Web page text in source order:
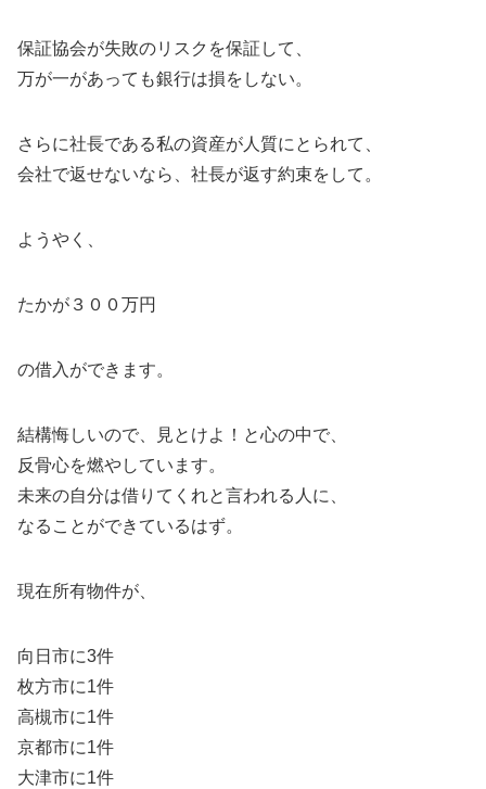
保証協会が失敗のリスクを保証して、
万が一があっても銀行は損をしない。
さらに社長である私の資産が人質にとられて、
会社で返せないなら、社長が返す約束をして。
ようやく、
たかが３００万円
の借入ができます。
結構悔しいので、見とけよ！と心の中で、
反骨心を燃やしています。
未来の自分は借りてくれと言われる人に、
なることができているはず。
現在所有物件が、
向日市に3件
枚方市に1件
高槻市に1件
京都市に1件
大津市に1件